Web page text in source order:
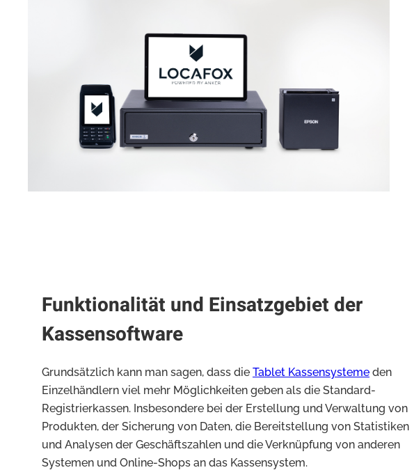
Funktionalität und Einsatzgebiet der
Kassensoftware
Grundsätzlich kann man sagen, dass die Tablet Kassensysteme den
Einzelhändlern viel mehr Möglichkeiten geben als die Standard-
Registrierkassen. Insbesondere bei der Erstellung und Verwaltung von
Produkten, der Sicherung von Daten, die Bereitstellung von Statistiken
und Analysen der Geschäftszahlen und die Verknüpfung von anderen
Systemen und Online-Shops an das Kassensystem.